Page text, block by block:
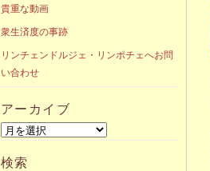
貴重な動画
衆生済度の事跡
リンチェンドルジェ・リンポチェへお問
い合わせ
アーカイブ
検索